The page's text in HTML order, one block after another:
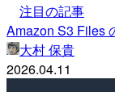
注目の記事
Amazon S3 Files
大村 保貴
2026.04.11